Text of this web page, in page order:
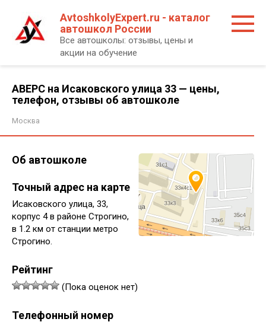
контенту
AvtoshkolyExpert.ru - каталог
автошкол России
Все автошколы: отзывы, цены и
акции на обучение
АВЕРС на Исаковского улица 33 — цены,
телефон, отзывы об автошколе
Москва
Об автошколе
Точный адрес на карте
Исаковского улица, 33,
корпус 4 в районе Строгино,
в 1.2 км от станции метро
Строгино.
Рейтинг
(Пока оценок нет)
Телефонный номер